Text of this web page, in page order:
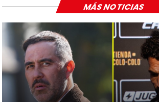
MÁS NOTICIAS